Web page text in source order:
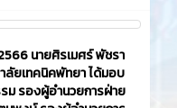
นายศิรเมศร์ พัชรา
ยเทคนิคพัทยา ได้มอบ
ม รองผู้อำนวยการฝ่าย